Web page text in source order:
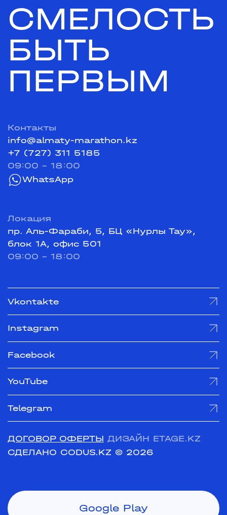
СМЕЛОСТЬ
БЫТЬ
ПЕРВЫМ
Контакты
info@almaty-marathon.kz
+7 (727) 311 5185
09:00 - 18:00
WhatsApp
Локация
пр. Аль-Фараби, 5, БЦ «Нурлы Тау»,
блок 1А, офис 501
09:00 - 18:00
Vkontakte
Instagram
Facebook
YouTube
Telegram
ДОГОВОР ОФЕРТЫ ДИЗАЙН ETAGE.KZ
СДЕЛАНО CODUS.KZ © 2026
Google Play